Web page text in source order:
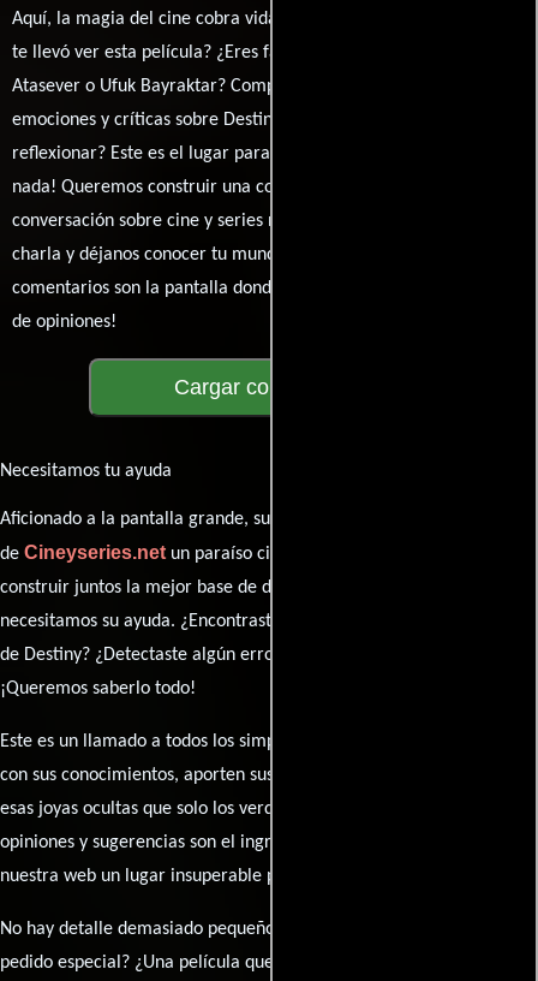
Aquí, la magia del cine cobra vida a través de tus opiniones. ¿Qué
te llevó ver esta película? ¿Eres fan de Zeki Demirkubuz, Vildan
Atasever o Ufuk Bayraktar? Comparte tus pensamientos,
emociones y críticas sobre Destiny. ¿Te hizo reír, llorar o
reflexionar? Este es el lugar para expresarlo. ¡No te guardes
nada! Queremos construir una comunidad apasionada donde la
conversación sobre cine y series nunca se detenga. Únete a la
charla y déjanos conocer tu mundo cinematográfico. ¡Los
comentarios son la pantalla donde se proyecta nuestra diversidad
de opiniones!
Cargar comentarios
Necesitamos tu ayuda
Aficionado a la pantalla grande, su participación es clave para hacer
de Cineyseries.netun paraíso cinéfilo completo. Queremos
construir juntos la mejor base de datos cinematográfica, pero
necesitamos su ayuda. ¿Encontraste algún dato faltante en la ficha
de Destiny? ¿Detectaste algún error en la sinopsis o el elenco?
¡Queremos saberlo todo!
Este es un llamado a todos los simpatizantes del cine: contribuyan
con sus conocimientos, aporten sus descubrimientos y compartan
esas joyas ocultas que solo los verdaderos fanáticos conocen. Sus
opiniones y sugerencias son el ingrediente secreto que hará de
nuestra web un lugar insuperable para los amantes del celuloide.
No hay detalle demasiado pequeño ni opinión insignificante. ¿Algún
pedido especial? ¿Una película que sueñas con ver reseñada?